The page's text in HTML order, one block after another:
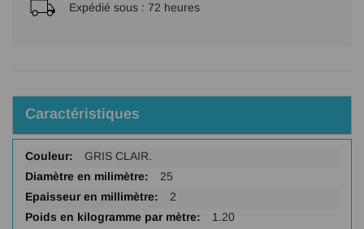
Expédié sous : 72 heures
Caractéristiques
Plus
d'infos
GRIS CLAIR.
25
2
1.20